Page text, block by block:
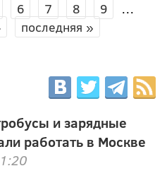
6 7 8 9
…
последняя »
и зарядные
работать в Москве